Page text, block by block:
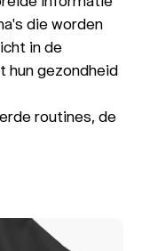
die worden
in de
hun gezondheid
routines, de